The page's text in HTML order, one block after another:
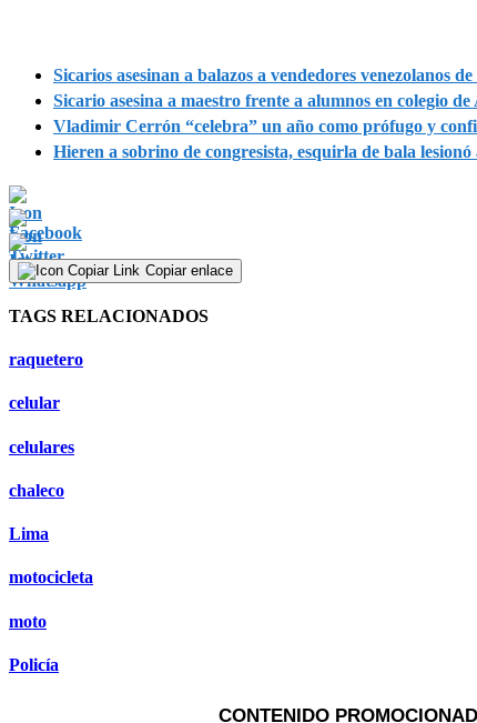
Sicarios asesinan a balazos a vendedores venezolanos
Sicario asesina a maestro frente a alumnos en colegio de
Vladimir Cerrón “celebra” un año como prófugo y
Hieren a sobrino de congresista, esquirla de bala lesionó
Copiar enlace
TAGS RELACIONADOS
raquetero
celular
celulares
chaleco
Lima
motocicleta
moto
Policía